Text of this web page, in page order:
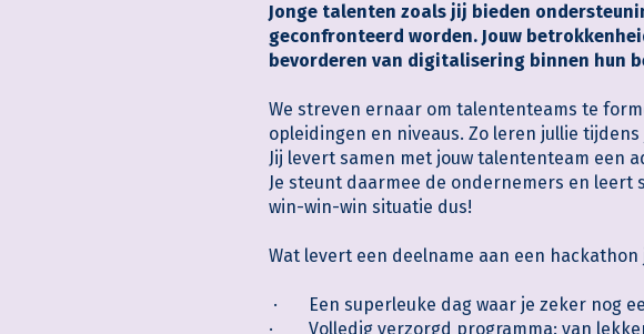
Jonge talenten zoals jij bieden
geconfronteerd worden. Jouw
bevorderen van digitalisering binnen hun
We streven ernaar om talententeams te
opleidingen en niveaus. Zo leren jullie
Jij levert samen met jouw talententeam een
Je steunt daarmee de ondernemers en leert
win-win-win situatie dus!
Wat levert een deelname aan een hackathon
· Een superleuke dag waar je zeker nog
· Volledig verzorgd programma: van